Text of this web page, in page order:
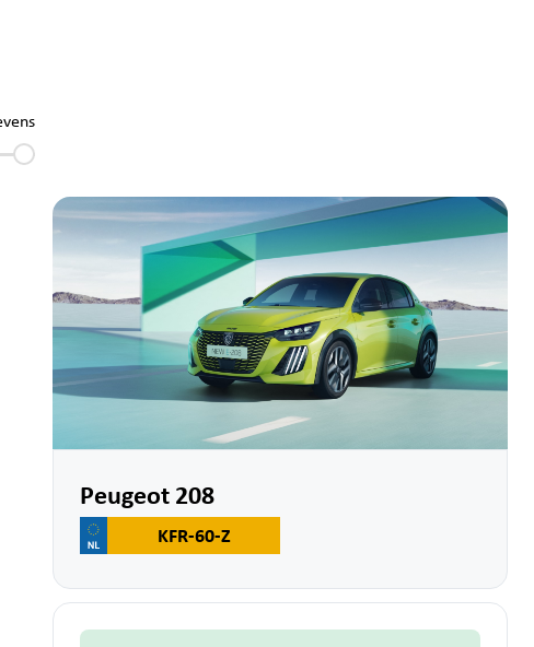
Peugeot 208
KFR-60-Z